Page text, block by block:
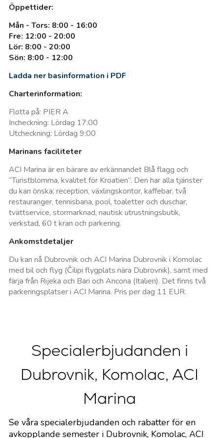
Öppettider:
Mån - Tors: 8:00 - 16:00
Fre: 12:00 - 20:00
Lör: 8:00 - 20:00
Sön: 8:00 - 12:00
Ladda ner basinformation i PDF
Charterinformation:
Flotta på: PIER A
Incheckning: Lördag 17:00
Utcheckning: Lördag 9:00
Marinans faciliteter
ACI Marina är en bärare av erkännandet Blå flagg och
“Turistblomma, kvalitet för Kroatien”. Den har alla tjänster
du kan önska: reception, växlingskontor, kaffebar, två
restauranger, tennisbana, pool, toaletter och duschar,
tvättservice, stormarknad, nautisk utrustningsbutik,
verkstad, 60 t kran och parkering.
Ankomstdetaljer
Du kan nå Dubrovnik och ACI Marina Dubrovnik i Komolac
med bil och flyg (Čilipi flygplats nära Dubrovnik), samt med
färja från Rijeka och Bari och Ancona (Italien). Det finns två
parkeringsplatser i ACI Marina. Pris per dag 11 EUR.
Specialerbjudanden i
Dubrovnik, Komolac, ACI
Marina
Se våra specialerbjudanden och rabatter för en
avkopplande semester i Dubrovnik, Komolac, ACI